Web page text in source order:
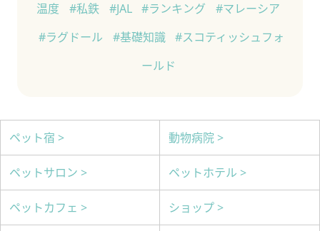
温度
#私鉄 #JAL #ランキング
#マレーシア
#ラグドール
#基礎知識
#スコティッシュフォ
ールド
ペット宿 > 動物病院 >
ペットサロン > ペットホテル >
ペットカフェ > ショップ >